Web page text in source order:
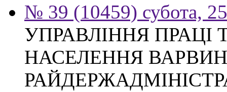
№ 39 (10459) субота,
УПРАВЛІННЯ ПРАЦІ
НАСЕЛЕННЯ